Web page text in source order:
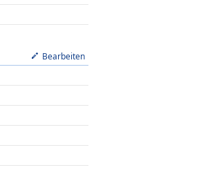
Bearbeiten